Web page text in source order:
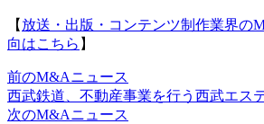
【 放送・出版・コンテンツ制作業界の
向はこちら 】
前のM&Aニュース
西武鉄道、不動産事業を行う西武エス
次のM&Aニュース